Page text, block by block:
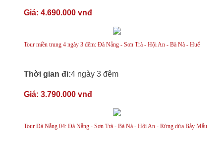
Giá: 4.690.000 vnđ
Tour miền trung 4 ngày 3 đêm: Đà Nẵng - Sơn Trà - Hội An - Bà Nà - Huế
Thời gian đi:4 ngày 3 đêm
Giá: 3.790.000 vnđ
Tour Đà Nẵng 04: Đà Nẵng - Sơn Trà - Bà Nà - Hội An - Rừng dừa Bảy Mẫu